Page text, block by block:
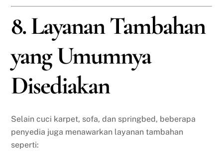
8. Layanan Tambahan
yang Umumnya
Disediakan
Selain cuci karpet, sofa, dan springbed, beberapa
penyedia juga menawarkan layanan tambahan
seperti: